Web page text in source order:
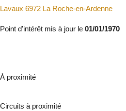
Lavaux 6972 La Roche-en-Ardenne
Point d'intérêt mis à jour le 01/01/1970
À proximité
Circuits à proximité